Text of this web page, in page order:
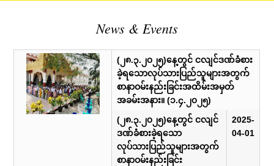
News & Events
(၂၈.၃.၂၀၂၅)နေ့တွင် ငလျင်ဒဏ်ခံစား
ခဲ့ရသောလုပ်သားပြည်သူများအတွက်
စာနာဝမ်းနည်းခြင်းအထိမ်းအမှတ်
အခမ်းအနား။ (၁.၄.၂၀၂၅)
(၂၈.၃.၂၀၂၅)နေ့တွင် ငလျင်
ဒဏ်ခံစားခဲ့ရသော
လုပ်သားပြည်သူများအတွက်
စာနာဝမ်းနည်းခြင်း
2025-
04-01